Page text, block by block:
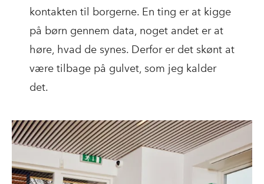
kontakten til borgerne. En ting er at kigge
på børn gennem data, noget andet er at
høre, hvad de synes. Derfor er det skønt at
være tilbage på gulvet, som jeg kalder
det.